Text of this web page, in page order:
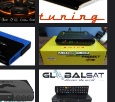
Mini
GX PRO